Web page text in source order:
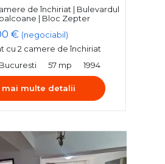
de închiriat | Bulevardul
balcoane | Bloc Zepter
€ (negociabil)
cu 2 camere de închiriat
57 mp 1994
mai multe detalii